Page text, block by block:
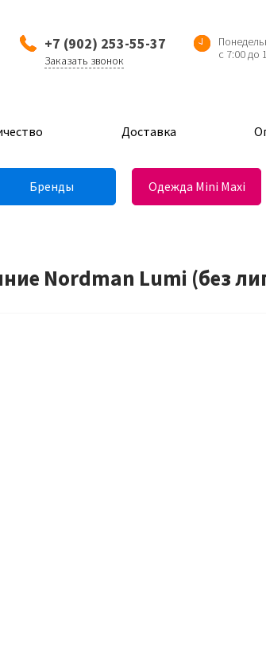
+7 (902) 253-55-37
Заказать звонок
с 7:00 до
Доставка
Бренды Одежда Mini Maxi
Nordman Lumi (без